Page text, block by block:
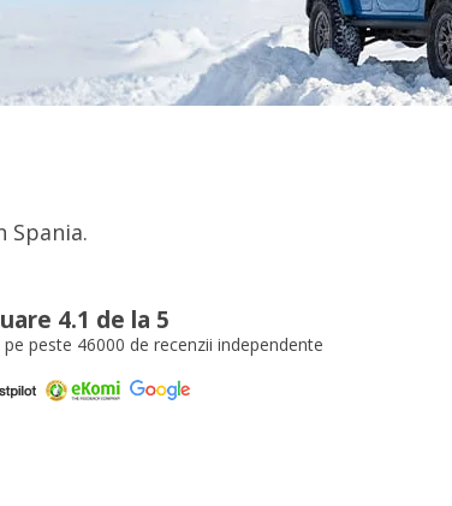
Spania.
4.1 de la 5
pe peste 46000 de recenzii independente